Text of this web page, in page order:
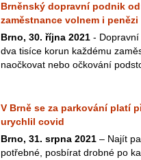
Brněnský dopravní podnik
zaměstnance volnem i penězi
Brno, 30. října 2021 -
dva tisíce korun každému
naočkovat nebo očkování
V Brně se za parkování platí
urychlil covid
Brno, 31. srpna 2021 – Najít
potřebné, posbírat drobné po